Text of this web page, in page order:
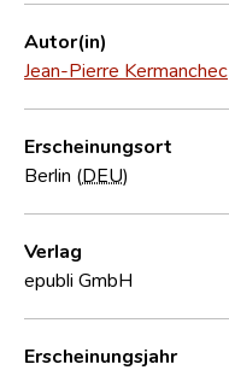
Forschungsgruppe
Kontakt
Autor(in)
Jean-Pierre Kermanchec
Erscheinungsort
Berlin (DEU)
Verlag
epubli GmbH
Erscheinungsjahr